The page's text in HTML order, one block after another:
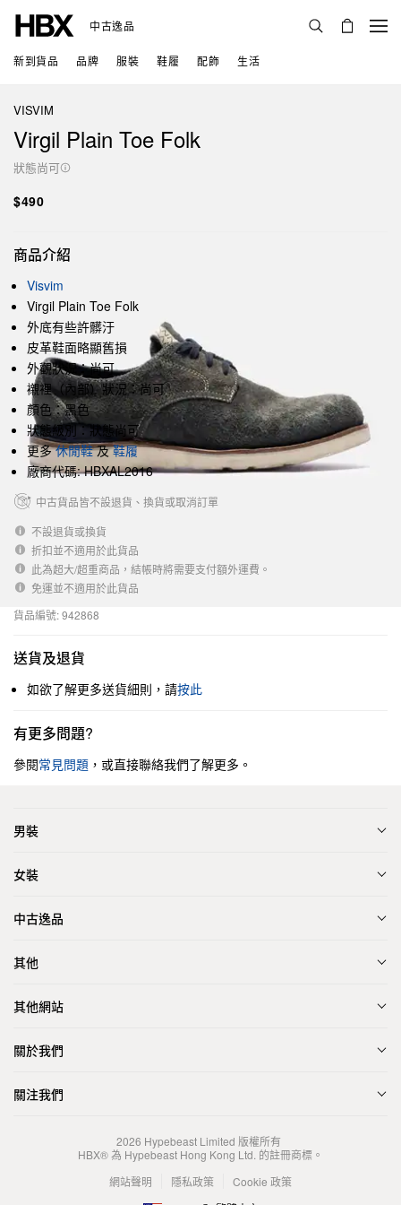
中古逸品
新到貨品 品牌 服裝 鞋履 配飾 生活
VISVIM
Virgil Plain Toe Folk
狀態尚可
$490
商品介紹
Visvim
Virgil Plain Toe Folk
外底有些許髒汙
皮革鞋面略顯舊損
外觀狀況：尚可
襯裡（內部）狀況：尚可
顏色：黑色
狀態級別：狀態尚可
更多休閒鞋及鞋履
廠商代碼: HBXAL2016
中古貨品皆不設退貨、換貨或取消訂單
不設退貨或換貨
折扣並不適用於此貨品
此為超大/超重商品，結帳時將需要支付額外運費。
免運並不適用於此貨品
貨品編號: 942868
送貨及退貨
如欲了解更多送貨細則，請按此
有更多問題?
參閱常見問題 ，或直接聯絡我們了解更多。
男裝
女裝
中古逸品
其他
其他網站
關於我們
關注我們
2026 Hypebeast Limited 版權所有
HBX® 為 Hypebeast Hong Kong Ltd. 的註冊商標。
網站聲明
隱私政策
Cookie 政策